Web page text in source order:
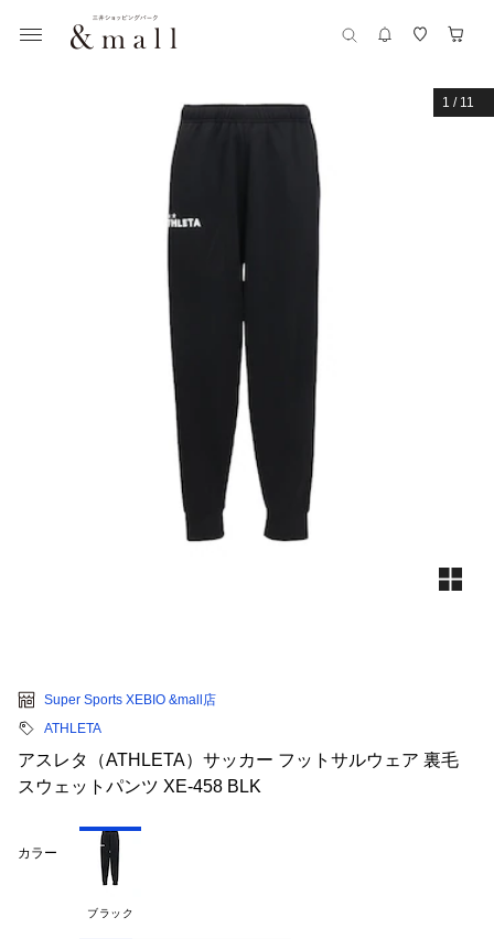
1 / 11
Super Sports XEBIO &mall店
ATHLETA
アスレタ（ATHLETA）サッカー フットサルウェア 裏毛
スウェットパンツ XE-458 BLK
カラー
ブラック